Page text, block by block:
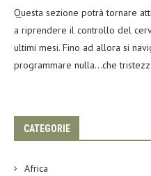
Questa sezione potrà tornare
a riprendere il controllo del
ultimi mesi. Fino ad allora si
programmare nulla…che
CATEGORIE
Africa